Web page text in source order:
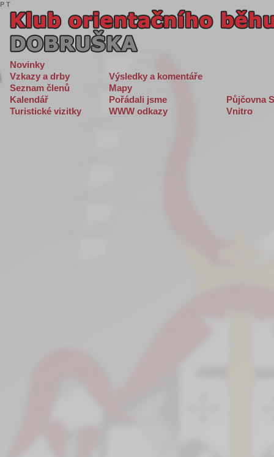
Novinky
Vzkazy a drby
Výsledky a komentáře
Seznam členů
Mapy
Kalendář
Pořádali jsme
Půjčovna
Turistické vizitky
WWW odkazy Vnitro
P T